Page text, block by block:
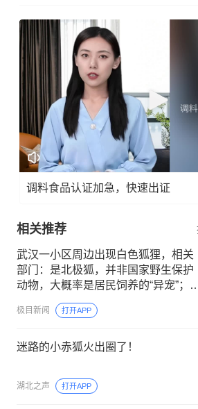
调料食品认证加急，快速出证
相关推荐
武汉一小区周边出现白色狐狸，相关
部门：是北极狐，并非国家野生保护
动物，大概率是居民饲养的“异宠”；
惕：务必保持安全距离
极目新闻 打开APP
迷路的小赤狐火出圈了！
湖北之声 打开APP